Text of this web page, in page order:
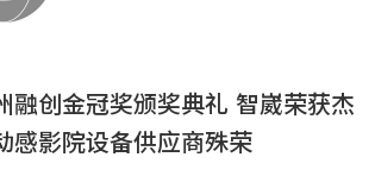
融创金冠奖颁奖典礼 智崴荣获杰
感影院设备供应商殊荣